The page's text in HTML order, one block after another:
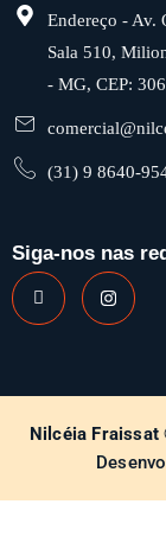
Endereço - Av.
Sala 510,
- MG, CEP:
(31) 9 8640-
Siga-nos nas
Nilcéia Fraissat